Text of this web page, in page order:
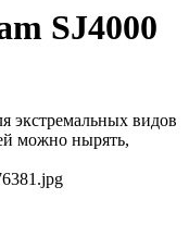
SJ4000
экстремальных видов
можно нырять,